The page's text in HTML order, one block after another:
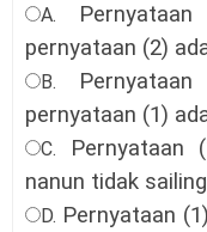
A.
pernyataan (2)
B.
pernyataan (1)
C.
Pernyataan
nanun tidak
D. Pernyataan